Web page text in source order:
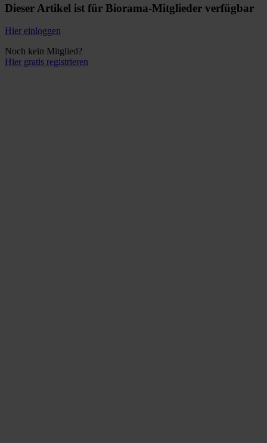
Dieser Artikel ist für Biorama-Mitglieder verfügbar
Hier einloggen
Noch kein Mitglied?
Hier gratis registrieren